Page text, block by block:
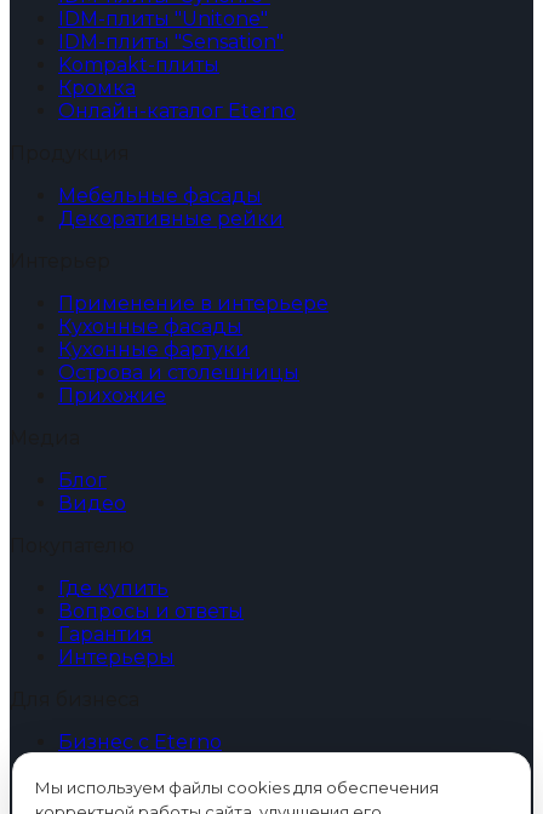
IDM-плиты "Unitone"
IDM-плиты "Sensation"
Kompakt-плиты
Кромка
Онлайн-каталог Eterno
Мебельные фасады
Декоративные рейки
Применение в интерьере
Кухонные фасады
Кухонные фартуки
Острова и столешницы
Прихожие
Блог
Видео
Где купить
Вопросы и ответы
Гарантия
Интерьеры
Бизнес с Eterno
Дизайнерам и архитекторам
Мы используем файлы cookies для обеспечения